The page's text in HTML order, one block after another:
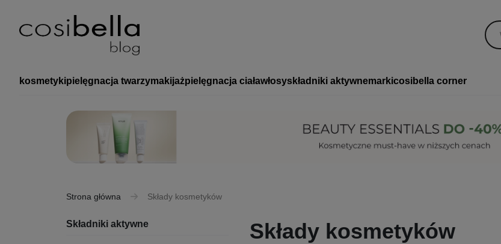
kosmetykipielęgnacja twarzymakijażpielęgnacja ciaławłosyskładniki aktywnemarkicosibella corner
Strona główna Składy kosmetyków
Składniki aktywne Składy kosmetyków